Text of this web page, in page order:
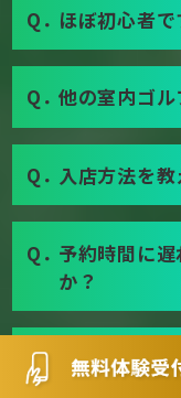
Q．ほぼ初心者
Q．他の室内ゴ
Q．入店方法を
Q．予約時間に
か？
Q． 友人や家族